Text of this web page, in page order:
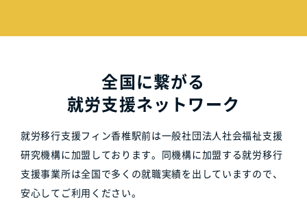
全国に繋がる
就労支援ネットワーク
就労移行支援フィン香椎駅前は一般社団法人社会福祉支援
研究機構に加盟しております。同機構に加盟する就労移行
支援事業所は全国で多くの就職実績を出していますので、
安心してご利用ください。